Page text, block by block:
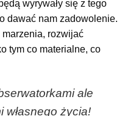
wyrywały się z tego
dawać nam zadowolenie.
rozwijać
tym co materialne, co
ale
własnego życia!